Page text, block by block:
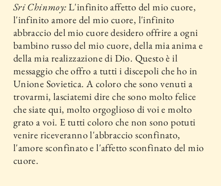
Sri Chinmoy:L'infinito affetto del mio cuore,
l'infinito amore del mio cuore, l'infinito
abbraccio del mio cuore desidero offrire a ogni
bambino russo del mio cuore, della mia anima e
della mia realizzazione di Dio. Questo è il
messaggio che offro a tutti i discepoli che ho in
Unione Sovietica. A coloro che sono venuti a
trovarmi, lasciatemi dire che sono molto felice
che siate qui, molto orgoglioso di voi e molto
grato a voi. E tutti coloro che non sono potuti
venire riceveranno l'abbraccio sconfinato,
l'amore sconfinato e l'affetto sconfinato del mio
cuore.